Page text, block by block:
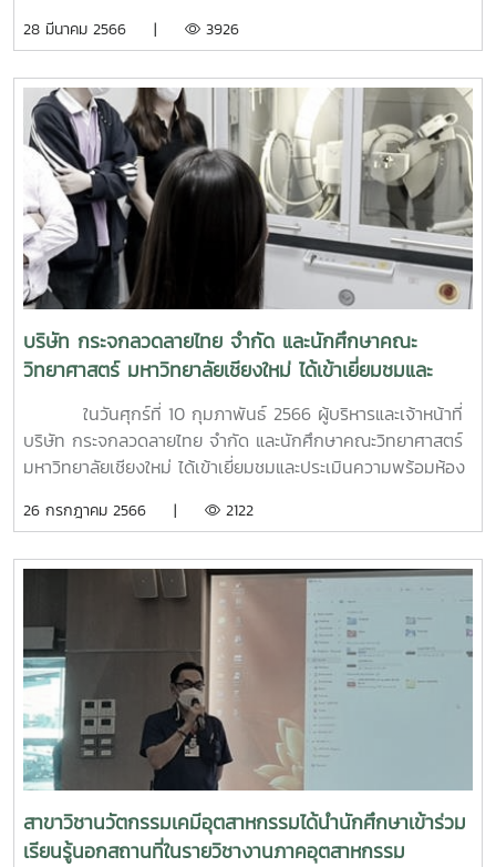
"ผลของอุณหภูมิเทมเปอร์ริงต่อโครงสร้างจุลภาคและความแข็ง
0.581% คาร์บอนไฮโปยูเทกตอยด์"นางสาวธมกร กิตติวบูลย์ ใน
หัวข้อ "การศึกษาสมบัติในการดูดซับโลหะไออนของฟิล์มโพลิไวนิล
แอลกฮอล์ที่มีเคราตินจากขนไก่เป็นส่วนประกอบ"นางสาวศิวิตา
มูลมาวัน ในหัวข้อ "การสกัดกรดฮิวมิคแบบ 2 ขั้นตอนจากลีโอ
นาร์ไดต์เพื่อนำไปใช้ประโยชน์ด้านการเกษตร"นางสาวกชกร อยู่
ถาวร ในหัวข้อ "การพัฒนาคาร์บอกซีเมทิลเซลลูโลสจากเปลือก
ข้าวโพด เพื่อประยุกต์ใช้เป็นวัสดุเคลือบผิวกล้วยหอม
ทอง"นางสาวจินดา เชือมือ ในหัวข้อ "ผลของการดัดแปรพื้นที่ผิว
ซิลิกาจากเก้าแกลบด้วยหมู่เอมีนอินทรีย์ผ่านวิธีต่อติดเชิงเคมี"โดย
ในการนำเสนอในครั้งนี้ได้รับรางวัลการนำเสนอ 2 รางวัลได้แก่
นางสาวกชกร อยู่ถาวร ได้รับรางวัลระดับดี การนำเสนอผลงาน
วิจัย ประเภทการนำเสนอแบบบรรยาย (Oral Presentation)
นางสาวจินดา เชือมือ ได้รับรางวัลชมเชย การนำเสนอผลงาน
วิจัย ประเภทการนำเสนอแบบโปสเตอร์ (Poster Presentation)
28 มีนาคม 2566 | 3926
บริษัท กระจกลวดลายไทย จำกัด และนักศึกษาคณะ
วิทยาศาสตร์ มหาวิทยาลัยเชียงใหม่ ได้เข้าเยี่ยมชมและ
ประเมินความพร้อมห้องปฏิบัติการ และเครื่องมือวิเคราะห์
ทดสอบต่างๆที่เกี่ยวข้องในงานวิจัย ของสาขาวิชา
นวัตกรรมเคมีอุตสาหกรรม
ในวันศุกร์ที่ 10 กุมภาพันธ์ 2566 ผู้บริหารและเจ้าหน้าที่
บริษัท กระจกลวดลายไทย จำกัด และนักศึกษาคณะวิทยาศาสตร์
มหาวิทยาลัยเชียงใหม่ ได้เข้าเยี่ยมชมและประเมินความพร้อมห้อง
(XRD) Scaning Electron Microscope (SEM) และเครื่องมือที่
เคมีอุตสาหกรรม คณะวิทยาศาสตร์ มหาวิทยาลัยแม่โจ้ โดยมีผู้
ช่วยศาสตราจารย์ ดร.ณัฐพล เลาห์รอดพันธุ์ คณาจารย์คณะ
วิทยาศาสตร์พาเยี่ยมชม
26 กรกฎาคม 2566 | 2122
สาขาวิชานวัตกรรมเคมีอุตสาหกรรมได้นำนักศึกษาเข้าร่วม
เรียนรู้นอกสถานที่ในรายวิชางานภาคอุตสาหกรรม